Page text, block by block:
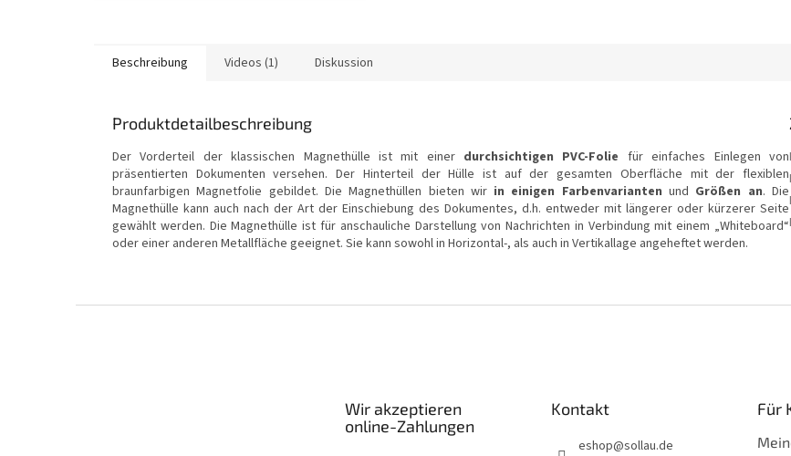
Beschreibung Videos (1) Diskussion
Produktdetailbeschreibung
Der Vorderteil der klassischen Magnethülle ist mit einer durchsichtigen PVC-Folie für einfaches Einlegen von
präsentierten Dokumenten versehen. Der Hinterteil der Hülle ist auf der gesamten Oberfläche mit der flexiblen
braunfarbigen Magnetfolie gebildet. Die Magnethüllen bieten wir in einigen Farbenvarianten und Größen an. Die
Magnethülle kann auch nach der Art der Einschiebung des Dokumentes, d.h. entweder mit längerer oder kürzerer Seite
gewählt werden. Die Magnethülle ist für anschauliche Darstellung von Nachrichten in Verbindung mit einem „Whiteboard“
oder einer anderen Metallfläche geeignet. Sie kann sowohl in Horizontal-, als auch in Vertikallage angeheftet werden.
Wir akzeptieren
online-Zahlungen
Kontakt
eshop@sollau.de
Für